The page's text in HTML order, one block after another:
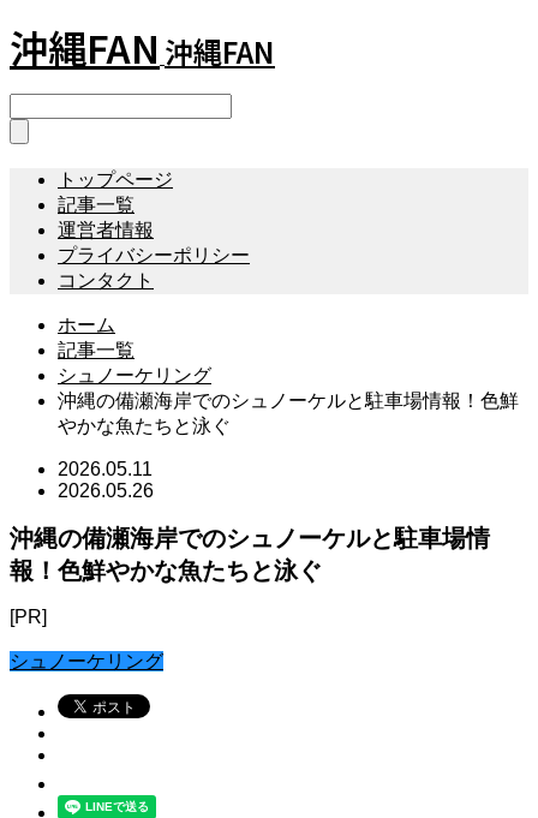
沖縄FAN 沖縄FAN
トップページ
記事一覧
運営者情報
プライバシーポリシー
コンタクト
ホーム
記事一覧
シュノーケリング
沖縄の備瀬海岸でのシュノーケルと駐車場情報！色鮮
やかな魚たちと泳ぐ
2026.05.11
2026.05.26
沖縄の備瀬海岸でのシュノーケルと駐車場情
報！色鮮やかな魚たちと泳ぐ
[PR]
シュノーケリング